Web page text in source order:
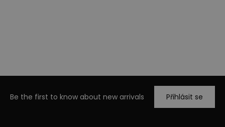
Be the first to know about new arrivals Přihlásit se